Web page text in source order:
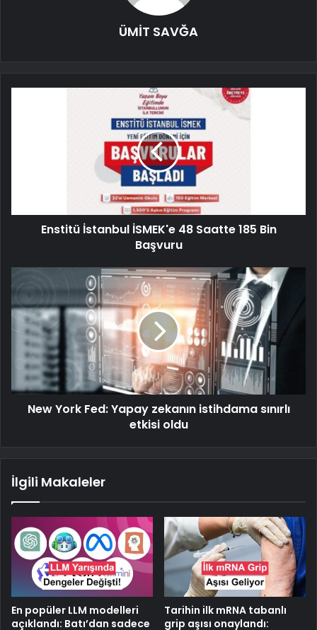
ÜMİT SAVĞA
Enstitü İstanbul İSMEK'e 48 Saatte 185 Bin
Başvuru
New York Fed: Yapay zekanın istihdama sınırlı
etkisi oldu
İlgili Makaleler
En popüler LLM modelleri
açıklandı: Batı’dan sadece
Tarihin ilk mRNA tabanlı
grip aşısı onaylandı: